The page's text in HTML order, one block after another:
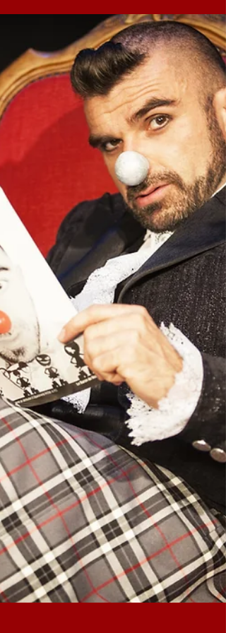
Un nouveau logo pour
BARON'S
Exclusivité les gens ! Voilà le 1er
officiel de BARON'S ! Qu'en pensez-
vous ? Lâchez un com' ici Une
création originale du génial...